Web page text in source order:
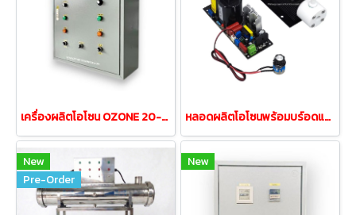
เครื่องผลิตโอโซน OZONE 20-40กรัม/ชั่วโมง แยกอิสระการทำงาน หลอดผลิตโอโซนพร้อมบร์อดแผงวงจร ขนาด 3กรัม/ชั่วโมง
New
Pre-Order
New